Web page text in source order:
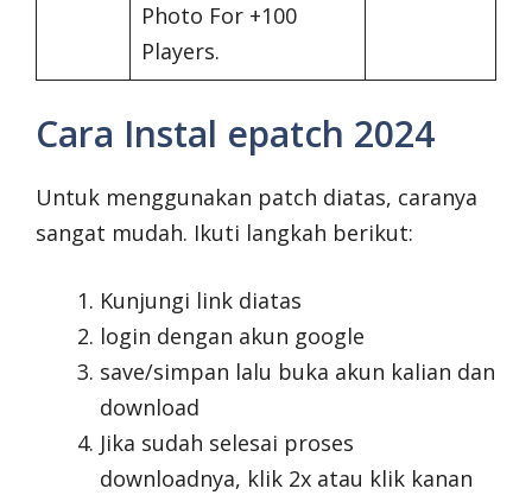
Photo For +100
Players.
Cara Instal epatch 2024
Untuk menggunakan patch diatas, caranya
sangat mudah. Ikuti langkah berikut:
Kunjungi link diatas
login dengan akun google
save/simpan lalu buka akun kalian dan
download
Jika sudah selesai proses
downloadnya, klik 2x atau klik kanan